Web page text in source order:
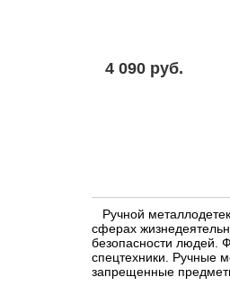
4 090 pуб.
Ручной
сферах
безопасности людей.
спецтехники. Ручные
запрещенные